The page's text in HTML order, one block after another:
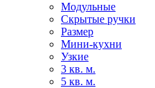
Модульные
Скрытые ручки
Размер
Мини-кухни
Узкие
3 кв. м.
5 кв. м.